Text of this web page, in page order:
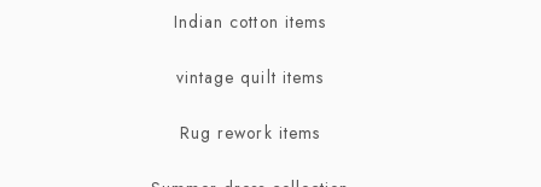
Indian cotton items
vintage quilt items
Rug rework items